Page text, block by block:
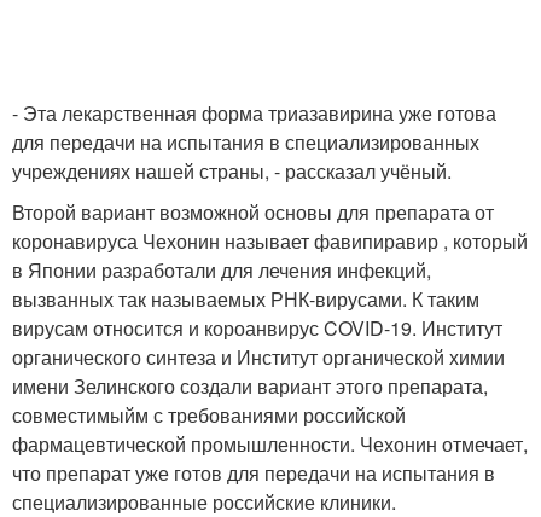
- Эта лекарственная форма триазавирина уже готова
для передачи на испытания в специализированных
учреждениях нашей страны, - рассказал учёный.
Второй вариант возможной основы для препарата от
коронавируса Чехонин называет фавипиравир , который
в Японии разработали для лечения инфекций,
вызванных так называемых РНК-вирусами. К таким
вирусам относится и короанвирус COVID-19. Институт
органического синтеза и Институт органической химии
имени Зелинского создали вариант этого препарата,
совместимыйм с требованиями российской
фармацевтической промышленности. Чехонин отмечает,
что препарат уже готов для передачи на испытания в
специализированные российские клиники.